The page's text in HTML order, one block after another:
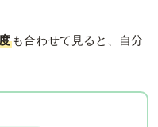
も合わせて見ると、自分